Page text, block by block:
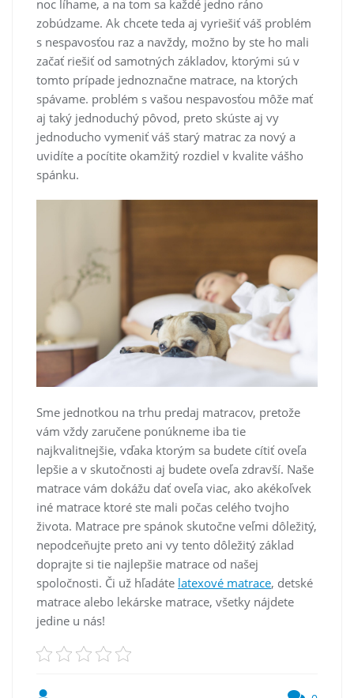
noc líhame, a na tom sa každé jedno ráno
zobúdzame. Ak chcete teda aj vyriešiť váš problém
s nespavosťou raz a navždy, možno by ste ho mali
začať riešiť od samotných základov, ktorými sú v
tomto prípade jednoznačne matrace, na ktorých
spávame. problém s vašou nespavosťou môže mať
aj taký jednoduchý pôvod, preto skúste aj vy
jednoducho vymeniť váš starý matrac za nový a
uvidíte a pocítite okamžitý rozdiel v kvalite vášho
spánku.
Sme jednotkou na trhu predaj matracov, pretože
vám vždy zaručene ponúkneme iba tie
najkvalitnejšie, vďaka ktorým sa budete cítiť oveľa
lepšie a v skutočnosti aj budete oveľa zdravší. Naše
matrace vám dokážu dať oveľa viac, ako akékoľvek
iné matrace ktoré ste mali počas celého tvojho
života. Matrace pre spánok skutočne veľmi dôležitý,
nepodceňujte preto ani vy tento dôležitý základ
doprajte si tie najlepšie matrace od našej
spoločnosti. Či už hľadáte latexové matrace, detské
matrace alebo lekárske matrace, všetky nájdete
jedine u nás!